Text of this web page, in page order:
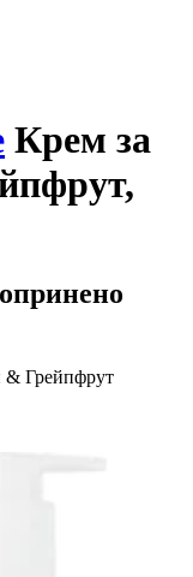
Крем за
& Грейпфрут